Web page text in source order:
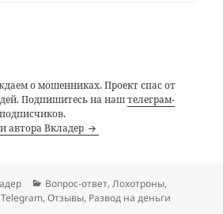
о мошенниках. Проект спас от
Подпишитесь на наштелеграм-
автора Вкладер
Рубрики
Вопрос-ответ,Лохотроны,
,Отзывы, Развод на деньги